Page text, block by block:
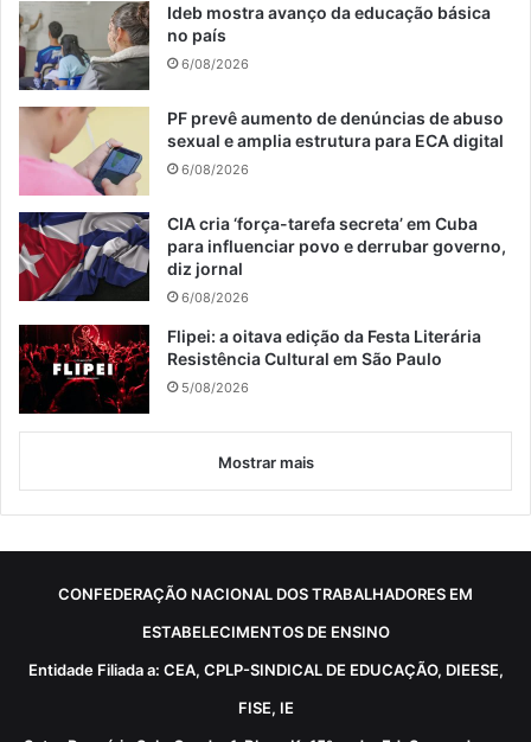
Ideb mostra avanço da educação básica
no país
6/08/2026
PF prevê aumento de denúncias de abuso
sexual e amplia estrutura para ECA digital
6/08/2026
CIA cria ‘força-tarefa secreta’ em Cuba
para influenciar povo e derrubar governo,
diz jornal
6/08/2026
Flipei: a oitava edição da Festa Literária
Resistência Cultural em São Paulo
5/08/2026
Mostrar mais
CONFEDERAÇÃO NACIONAL DOS TRABALHADORES EM
ESTABELECIMENTOS DE ENSINO
Entidade Filiada a: CEA, CPLP-SINDICAL DE EDUCAÇÃO, DIEESE,
FISE, IE